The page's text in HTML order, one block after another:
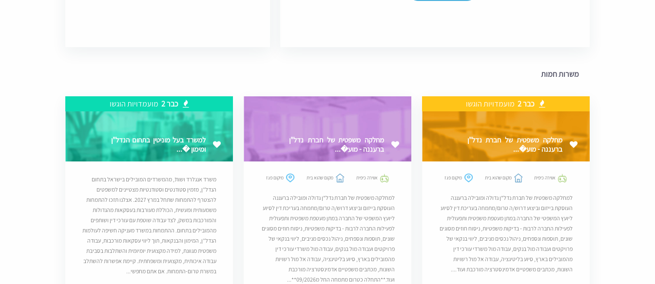
משרות חמות
כבר 2 מועמדויות הוגשו
מחלקה משפטית של חברת נדל"ן
ברעננה - מוע�...
אווירה כיפית מקום שהוא בית מיקום פגז
למחלקה משפטית של חברת נדל"ן גדולה ומובילה ברעננה
העוסקת בייזום וביצוע דרוש/ה טרום/מתמחה בעריכת דין לסיוע
ליועץ המשפטי של החברה במתן מעטפת משפטית ותפעולית
לפעילות החברה לרבות - בדיקות משפטיות, ניסוח חוזים מסוגים
שונים, תוספות ונספחים, ניהול נכסים מניבים, ליווי בנקאי של
פרויקטים ועבודה מול בנקים, עבודה מול משרדי עורכי דין
מהמובילים בארץ, סיוע בליטיגציה, עבודה אל מול רשויות
השונות, מכתבים משפטיים אדמינסטרציה מורכבת ועוד....
מחלקה משפטית של חברת נדל"ן
ברעננה - מוע�...
אווירה כיפית מקום שהוא בית מיקום פגז
למחלקה משפטית של חברת נדל"ן גדולה ומובילה ברעננה
העוסקת בייזום וביצוע דרוש/ה טרום/מתמחה בעריכת דין לסיוע
ליועץ המשפטי של החברה במתן מעטפת משפטית ותפעולית
לפעילות החברה לרבות - בדיקות משפטיות, ניסוח חוזים מסוגים
שונים, תוספות ונספחים, ניהול נכסים מניבים, ליווי בנקאי של
פרויקטים ועבודה מול בנקים, עבודה מול משרדי עורכי דין
מהמובילים בארץ, סיוע בליטיגציה, עבודה אל מול רשויות
השונות, מכתבים משפטיים אדמינסטרציה מורכבת
ועוד.**התחלה כטרום מתמחה החל מ09/2026**...
כבר 2 מועמדויות הוגשו
למשרד בעל מוניטין בתחום הנדל"ן
ומימון �...
משרד אנגלרד ושות’, מהמשרדים המובילים בישראל בתחום
הנדל”ן, מזמין סטודנטים וסטודנטיות מצטיינים למשפטים
להצטרף להתמחות שתחל במרץ 2027. אצלנו תזכו להתמחות
משמעותית ומעשית, הכוללת מעורבות בעסקאות מהגדולות
והמורכבות במשק, לצד עבודה שוטפת עם עורכי דין ושותפים
מהמובילים בתחום. ההתמחות במשרד מעניקה חשיפה לעולמות
הנדל”ן, המימון והבנקאות, תוך ליווי עסקאות מורכבות, עבודה
משפטית מגוונת, למידה מקצועית יומיומית והשתלבות בסביבת
עבודה איכותית, מקצועית ומשפחתית. קיימת אפשרות להשתלב
במשרת טרום-התמחות. אם אתם מחפשי...